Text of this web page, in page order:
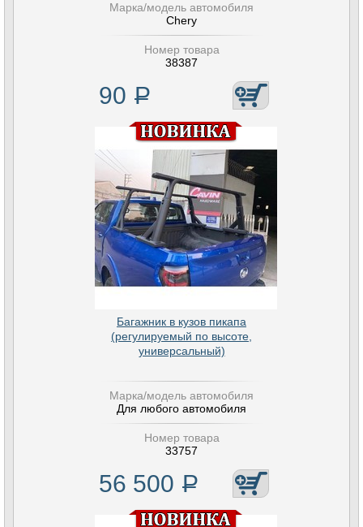
Марка/модель автомобиля
Chery
Номер товара
38387
90 Р
Багажник в кузов пикапа
(регулируемый по высоте,
универсальный)
Марка/модель автомобиля
Для любого автомобиля
Номер товара
33757
56 500 Р